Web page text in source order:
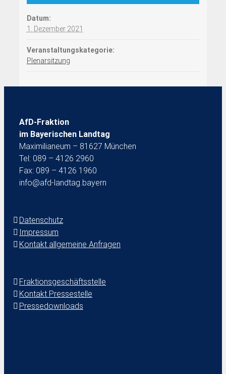
Datum:
1. Dezember 2021
Veranstaltungskategorie:
Plenarsitzung
AfD-Fraktion
im Bayerischen Landtag
Maximilianeum – 81627 München
Tel: 089 – 4126 2960
Fax: 089 – 4126 1960
info@afd-landtag.bayern
Datenschutz
Impressum
Kontakt allgemeine Anfragen
Fraktionsgeschäftsstelle
Kontakt Pressestelle
Pressedownloads